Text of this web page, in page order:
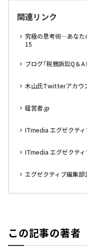
関連リンク
究極の思考術―あなた
15
ブログ「税務訴訟Q＆
木山氏Twitterアカウ
経営者.jp
ITmedia エグゼクティ
ITmedia エグゼクテ
エグゼクティブ編集
この記事の著者